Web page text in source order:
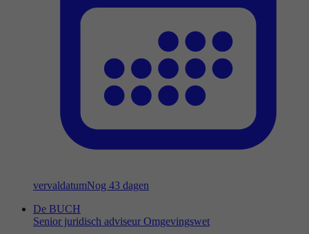
vervaldatumNog 43 dagen
De BUCH
Senior juridisch adviseur Omgevingswet